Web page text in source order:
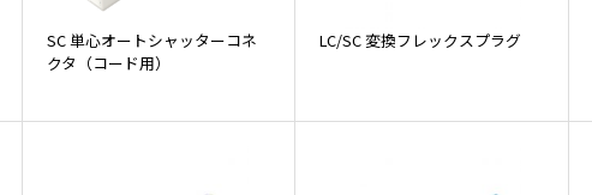
SC 単心オートシャッターコネ
クタ（コード用）
LC/SC 変換フレックスプラグ